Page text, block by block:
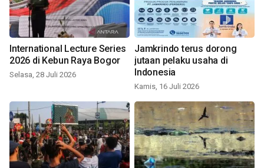
International Lecture Series
2026 di Kebun Raya Bogor
Selasa, 28 Juli 2026
Jamkrindo terus dorong
jutaan pelaku usaha di
Indonesia
Kamis, 16 Juli 2026